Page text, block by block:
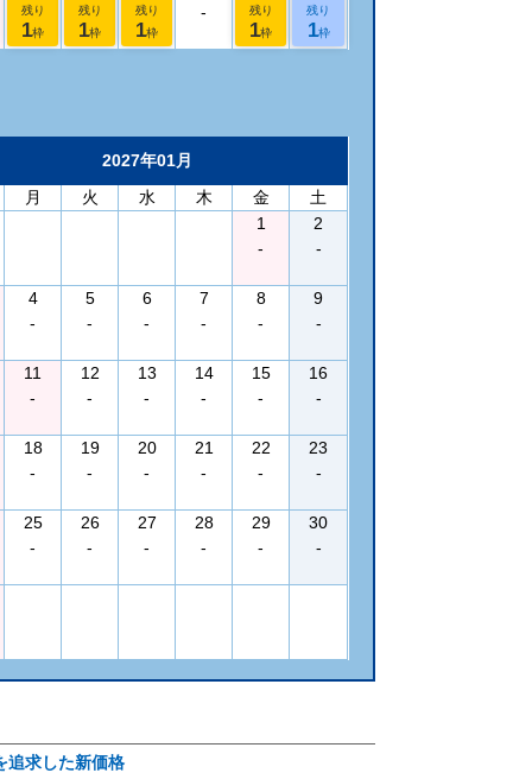
残り
1枠
残り
1枠
残り
1枠
-
残り
1枠
残り
1枠
2027年01月
月 火 水 木 金
土
1
-
2
-
4
-
5
-
6
-
7
-
8
-
9
-
11
-
12
-
13
-
14
-
15
-
16
-
18
-
19
-
20
-
21
-
22
-
23
-
25
-
26
-
27
-
28
-
29
-
30
-
追求した新価格